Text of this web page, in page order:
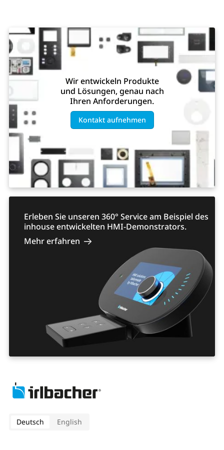
Wir entwickeln Produkte
und Lösungen, genau nach
Ihren Anforderungen.
Kontakt aufnehmen
Erleben Sie unseren 360° Service am Beispiel des
inhouse entwickelten HMI-Demonstrators.
Mehr erfahren
Deutsch English